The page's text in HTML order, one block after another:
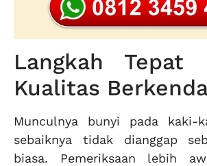
Langkah Tepat
Kualitas
Munculnya bunyi pada kaki-
sebaiknya tidak dianggap
biasa. Pemeriksaan lebih